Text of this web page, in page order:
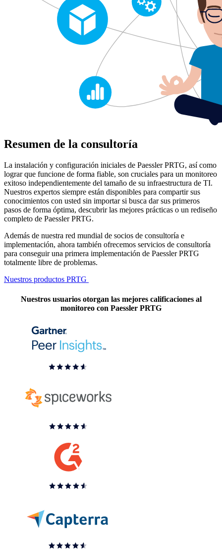
Resumen de la consultoría
La instalación y configuración iniciales de Paessler PRTG, así como
lograr que funcione de forma fiable, son cruciales para un monitoreo
exitoso independientemente del tamaño de su infraestructura de TI.
Nuestros expertos siempre están disponibles para compartir sus
conocimientos con usted sin importar si busca dar sus primeros
pasos de forma óptima, descubrir las mejores prácticas o un rediseño
completo de Paessler PRTG.
Además de nuestra red mundial de socios de consultoría e
implementación, ahora también ofrecemos servicios de consultoría
para conseguir una primera implementación de Paessler PRTG
totalmente libre de problemas.
Nuestros productos PRTG
Nuestros usuarios otorgan las mejores calificaciones al
monitoreo con Paessler PRTG